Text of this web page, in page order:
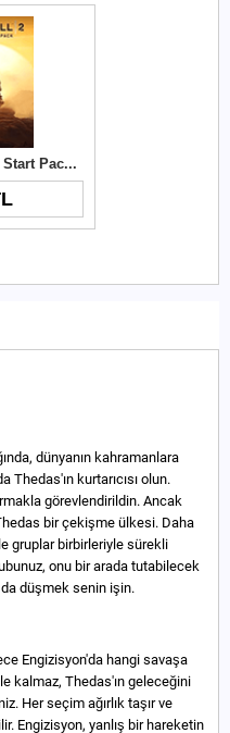
Titanfall 2 Jump Start Pack DLC Origin Key
dünyanın kahramanlara
Thedas'ın kurtarıcısı olun.
görevlendirildin. Ancak
bir çekişme ülkesi. Daha
gruplar birbirleriyle sürekli
onu bir arada tutabilecek
düşmek senin işin.
Engizisyon'da hangi savaşa
kalmaz, Thedas'ın geleceğini
Her seçim ağırlık taşır ve
Engizisyon, yanlış bir hareketin